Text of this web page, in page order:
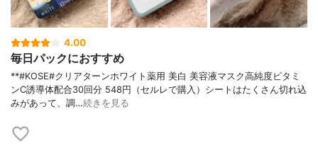
4.00
毎日パックにおすすめ
**#KOSE#クリアターンホワイト薬用 美白 美容液マスク高純度ビタミ
ンC誘導体配合⁡30回分 548円（セルレで購入）⁡シートはたくさん切れ込
みがあって、調…続きを見る